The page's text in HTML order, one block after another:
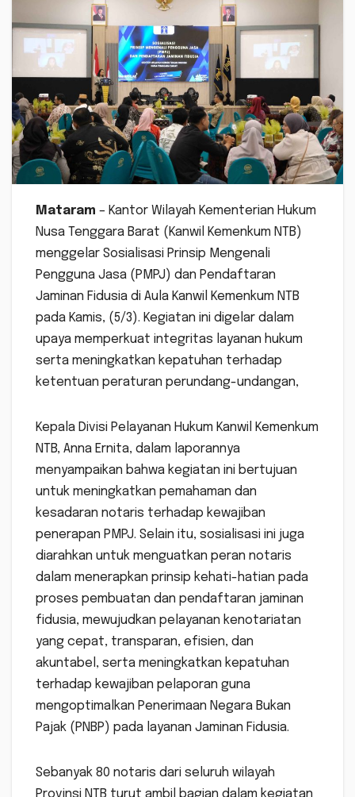
Mataram – Kantor Wilayah Kementerian Hukum
Nusa Tenggara Barat (Kanwil Kemenkum NTB)
menggelar Sosialisasi Prinsip Mengenali
Pengguna Jasa (PMPJ) dan Pendaftaran
Jaminan Fidusia di Aula Kanwil Kemenkum NTB
pada Kamis, (5/3). Kegiatan ini digelar dalam
upaya memperkuat integritas layanan hukum
serta meningkatkan kepatuhan terhadap
ketentuan peraturan perundang-undangan,
Kepala Divisi Pelayanan Hukum Kanwil Kemenkum
NTB, Anna Ernita, dalam laporannya
menyampaikan bahwa kegiatan ini bertujuan
untuk meningkatkan pemahaman dan
kesadaran notaris terhadap kewajiban
penerapan PMPJ. Selain itu, sosialisasi ini juga
diarahkan untuk menguatkan peran notaris
dalam menerapkan prinsip kehati-hatian pada
proses pembuatan dan pendaftaran jaminan
fidusia, mewujudkan pelayanan kenotariatan
yang cepat, transparan, efisien, dan
akuntabel, serta meningkatkan kepatuhan
terhadap kewajiban pelaporan guna
mengoptimalkan Penerimaan Negara Bukan
Pajak (PNBP) pada layanan Jaminan Fidusia.
Sebanyak 80 notaris dari seluruh wilayah